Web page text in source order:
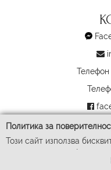
Политика за
Този сайт използва
задължителни за
помагат да подобрим
Телефон